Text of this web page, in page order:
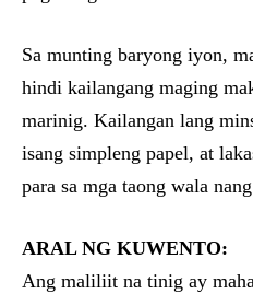
Sa munting baryong iyon,
hindi kailangang maging
marinig. Kailangan lang
isang simpleng papel, at
para sa mga taong wala
ARAL NG KUWENTO:
Ang maliliit na tinig ay